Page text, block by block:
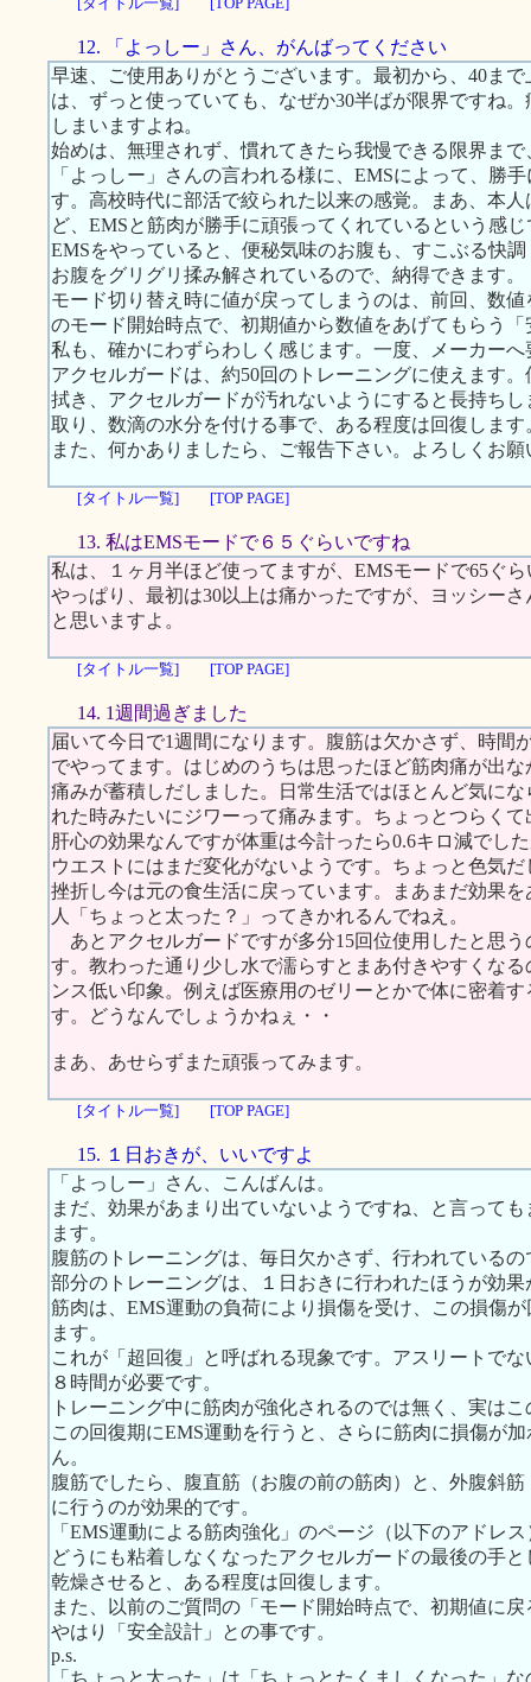
12. 「よっしー」さん、がんばってください
早速、ご使用ありがとうございます。最初から、40ま
は、ずっと使っていても、なぜか30半ばが限界ですね
しまいますよね。
始めは、無理されず、慣れてきたら我慢できる限界ま
「よっしー」さんの言われる様に、EMSによって、勝
す。高校時代に部活で絞られた以来の感覚。まあ、本
ど、EMSと筋肉が勝手に頑張ってくれているという感じ
EMSをやっていると、便秘気味のお腹も、すこぶる快
お腹をグリグリ揉み解されているので、納得できます。
モード切り替え時に値が戻ってしまうのは、前回、数
のモード開始時点で、初期値から数値をあげてもらう
私も、確かにわずらわしく感じます。一度、メーカー
アクセルガードは、約50回のトレーニングに使えます
拭き、アクセルガードが汚れないようにすると長持ち
取り、数滴の水分を付ける事で、ある程度は回復します
また、何かありましたら、ご報告下さい。よろしくお願
[タイトル一覧] [TOP PAGE]
13. 私はEMSモードで６５ぐらいですね
私は、１ヶ月半ほど使ってますが、EMSモードで65ぐ
やっぱり、最初は30以上は痛かったですが、ヨッシー
と思いますよ。
[タイトル一覧] [TOP PAGE]
14. 1週間過ぎました
届いて今日で1週間になります。腹筋は欠かさず、時間
でやってます。はじめのうちは思ったほど筋肉痛が出
痛みが蓄積しだしました。日常生活ではほとんど気に
れた時みたいにジワーって痛みます。ちょっとつらく
肝心の効果なんですが体重は今計ったら0.6キロ減でし
ウエストにはまだ変化がないようです。ちょっと色気
挫折し今は元の食生活に戻っています。まあまだ効果
人「ちょっと太った？」ってきかれるんでねえ。
あとアクセルガードですが多分15回位使用したと思
す。教わった通り少し水で濡らすとまあ付きやすくな
ンス低い印象。例えば医療用のゼリーとかで体に密着
す。どうなんでしょうかねぇ・・
まあ、あせらずまた頑張ってみます。
[タイトル一覧] [TOP PAGE]
15. １日おきが、いいですよ
「よっしー」さん、こんばんは。
まだ、効果があまり出ていないようですね、と言って
ます。
腹筋のトレーニングは、毎日欠かさず、行われている
部分のトレーニングは、１日おきに行われたほうが効果
筋肉は、EMS運動の負荷により損傷を受け、この損傷
ます。
これが「超回復」と呼ばれる現象です。アスリートで
８時間が必要です。
トレーニング中に筋肉が強化されるのでは無く、実は
この回復期にEMS運動を行うと、さらに筋肉に損傷が
ん。
腹筋でしたら、腹直筋（お腹の前の筋肉）と、外腹斜
に行うのが効果的です。
「EMS運動による筋肉強化」のページ（以下のアドレ
どうにも粘着しなくなったアクセルガードの最後の手
乾燥させると、ある程度は回復します。
また、以前のご質問の「モード開始時点で、初期値に
やはり「安全設計」との事です。
p.s.
「ちょっと太った」は「ちょっとたくましくなった」